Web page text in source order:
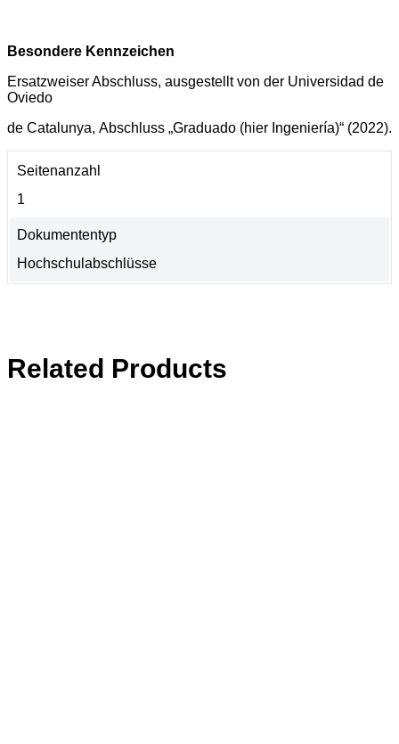
Besondere Kennzeichen
Ersatzweiser Abschluss, ausgestellt von der Universidad de
Oviedo
de Catalunya, Abschluss „Graduado (hier Ingeniería)“ (2022).
Seitenanzahl
1
Dokumententyp
Hochschulabschlüsse
Related Products